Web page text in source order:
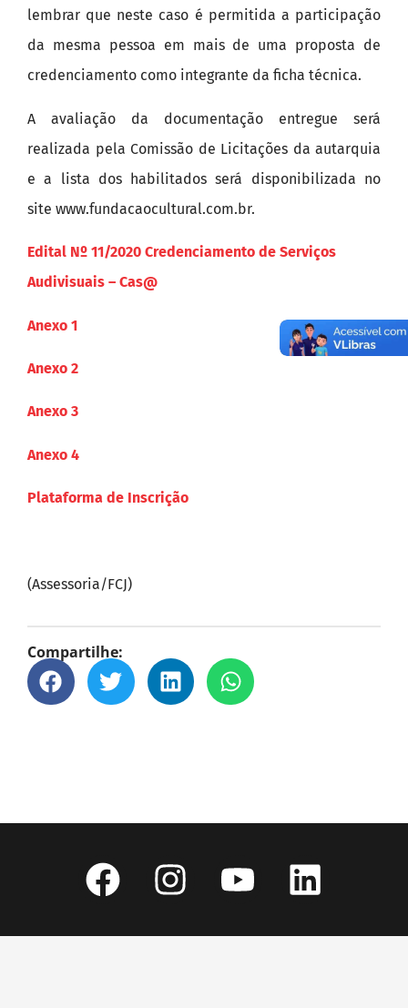
lembrar que neste caso é permitida a participação
da mesma pessoa em mais de uma proposta de
credenciamento como integrante da ficha técnica.
A avaliação da documentação entregue será
realizada pela Comissão de Licitações da autarquia
e a lista dos habilitados será disponibilizada no
site www.fundacaocultural.com.br.
Edital Nº 11/2020 Credenciamento de Serviços
Audivisuais – Cas@
Anexo 1
Anexo 2
Anexo 3
Anexo 4
Plataforma de Inscrição
(Assessoria/FCJ)
Compartilhe: